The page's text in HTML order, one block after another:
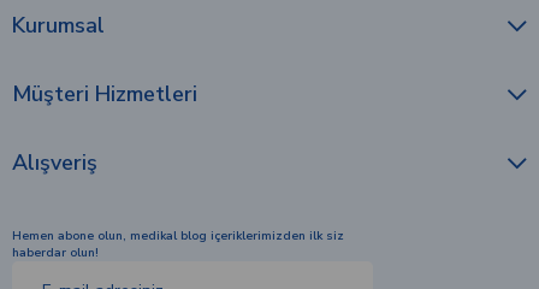
Kurumsal
Müşteri Hizmetleri
Alışveriş
Hemen abone olun, medikal blog içeriklerimizden ilk siz
haberdar olun!